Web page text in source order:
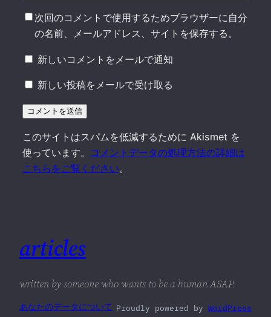
次回のコメントで使用するためブラウザーに自分
の名前、メールアドレス、サイトを保存する。
新しいコメントをメールで通知
新しい投稿をメールで受け取る
このサイトはスパムを低減するために Akismet を
使っています。
コメントデータの処理方法の詳細は
こちらをご覧ください。
articles
written by someone who wants to be a human ASAP.
あなたのデータについて Proudly powered by WordPress